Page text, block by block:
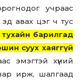
учраас
эд авах цэг ч тус
барилгад
суух хаяггүй
эмэгтэй хүний
ирж, шалгаад